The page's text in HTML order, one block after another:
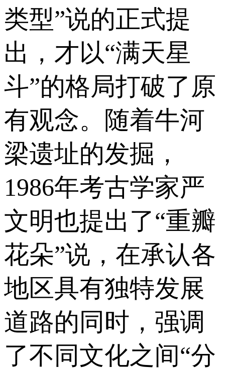
类型”说的正式提
出，才以“满天星
斗”的格局打破了原
有观念。随着牛河
梁遗址的发掘，
1986年考古学家严
文明也提出了“重瓣
花朵”说，在承认各
地区具有独特发展
道路的同时，强调
了不同文化之间“分